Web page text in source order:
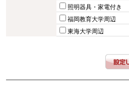
照明器具・家電付き
福岡教育大学周辺
東海大学周辺